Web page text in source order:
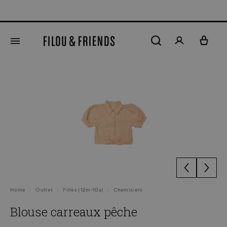
Home Outlet Filles (12m-10a) Chemisiers
Blouse carreaux pêche